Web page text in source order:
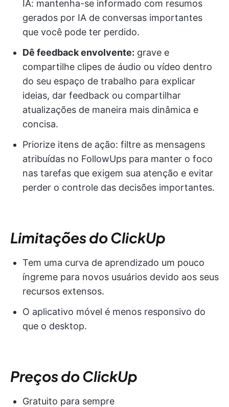
IA: mantenha-se informado com resumos
gerados por IA de conversas importantes
que você pode ter perdido.
Dê feedback envolvente: grave e
compartilhe clipes de áudio ou vídeo dentro
do seu espaço de trabalho para explicar
ideias, dar feedback ou compartilhar
atualizações de maneira mais dinâmica e
concisa.
Priorize itens de ação: filtre as mensagens
atribuídas no FollowUps para manter o foco
nas tarefas que exigem sua atenção e evitar
perder o controle das decisões importantes.
Limitações do ClickUp
Tem uma curva de aprendizado um pouco
íngreme para novos usuários devido aos seus
recursos extensos.
O aplicativo móvel é menos responsivo do
que o desktop.
Preços do ClickUp
Gratuito para sempre